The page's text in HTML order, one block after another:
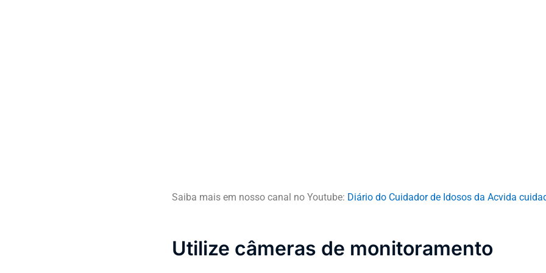
Saiba mais em nosso canal no Youtube: Diário do Cuidador de Idosos da Acvida
Utilize câmeras de monitoramento